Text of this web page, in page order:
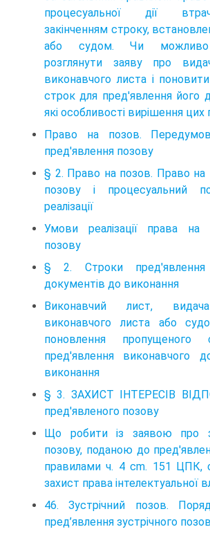
процесуальної дії
закінченням строку,
або судом. Чи можливо
розглянути заяву про
виконавчого листа і
строк для пред'явлення його
які особливості вирішення цих
Право на позов.
пред'явлення позову
§ 2. Право на позов. Право на
позову і процесуальний
реалізації
Умови реалізації права на
позову
§ 2. Строки пред'явлення
документів до виконання
Виконавчий лист,
виконавчого листа або
поновлення пропущеного
пред'явлення виконавчого
виконання
§ 3. ЗАХИСТ ІНТЕРЕСІВ
пред'явленого позову
Що робити із заявою про
позову, поданою до
правилами ч. 4 cm. 151 ЦПК,
захист права інтелектуальної
46. Зустрічний позов.
пред’явлення зустрічного